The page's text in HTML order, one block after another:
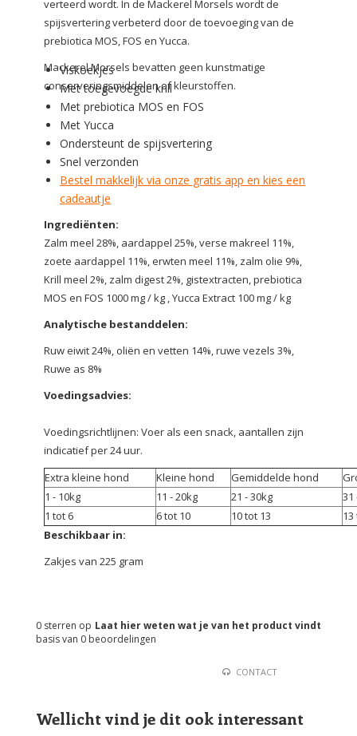
verteerd wordt. In de Mackerel Morsels wordt de
spijsvertering verbeterd door de toevoeging van de
prebiotica MOS, FOS en Yucca.
MackerelMorsels bevatten geen kunstmatige
conserveringsmiddelen ofkleurstoffen.
Viskoekjes
Met toegevoegde krill
Met prebiotica MOS en FOS
Met Yucca
Ondersteunt de spijsvertering
Snel verzonden
Bestel makkelijk via onze gratis app en kies een
cadeautje
Ingrediënten:
Zalm meel 28%, aardappel 25%,verse makreel 11%,
zoete aardappel 11%, erwten meel 11%, zalm olie 9%,
Krill meel 2%, zalm digest2%, gistextracten, prebiotica
MOS en FOS 1000 mg / kg ,Yucca Extract 100 mg / kg
Analytische bestanddelen:
Ruw eiwit24%, oliën en vetten 14%,ruwe vezels 3%,
Ruwe as 8%
Voedingsadvies:
Voedingsrichtlijnen: Voer als een snack, aantallen zijn
indicatief per 24 uur.
Extra kleine hond
Kleine hond Gemiddelde hond
1 - 10kg
11 - 20kg 21 - 30kg
31
1 tot 6
6 tot 10 10 tot 13
13
Beschikbaar in:
Zakjes van 225 gram
Laat hier weten wat je van het product vindt
0 sterren op
basis van 0 beoordelingen
CONTACT
Wellicht vind je dit ook interessant